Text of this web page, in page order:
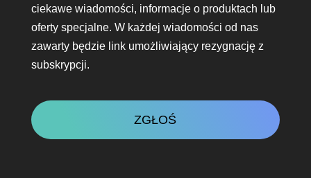
w
kontakcie
ciekawe wiadomości, informacje o produktach lub
oferty specjalne. W każdej wiadomości od nas
zawarty będzie link umożliwiający rezygnację z
subskrypcji.